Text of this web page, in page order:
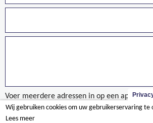
Voer meerdere adressen in op een aparte
door een komma.
Wij gebruiken cookies om uw gebruikerservaring te
Lees meer